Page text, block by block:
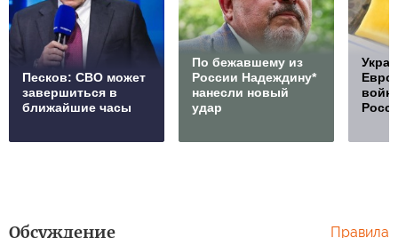
Песков: СВО может
завершиться в
ближайшие часы
По бежавшему из
России Надеждину*
нанесли новый
удар
Обсуждение Правила